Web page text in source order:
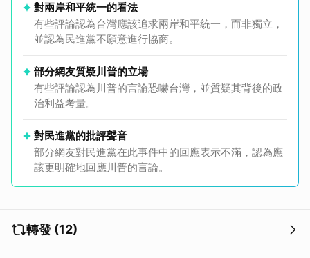
對兩岸和平統一的看法
有些評論認為台灣應該追求兩岸和平統一，而非獨立，
並認為民進黨不願意進行協商。
部分網友質疑川普的立場
有些評論認為川普的言論恐嚇台灣，並質疑其背後的政
治利益考量。
對民進黨的批評聲音
部分網友對民進黨在此事件中的回應表示不滿，認為應
該更明確地回應川普的言論。
轉發 (12)